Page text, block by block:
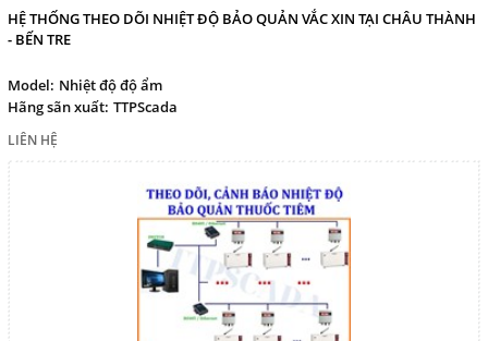
HỆ THỐNG THEO DÕI NHIỆT ĐỘ BẢO QUẢN VẮC XIN TẠI CHÂU THÀNH
- BẾN TRE
Model: Nhiệt độ độ ẩm
Hãng sãn xuất: TTPScada
LIÊN HỆ